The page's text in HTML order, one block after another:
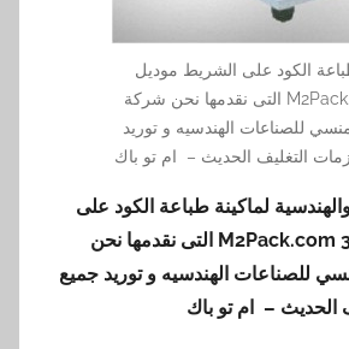
الكود على الشريط موديل
M2Pack.com 321 التى نقدمها نحن شركة
للصناعات الهندسيه و توريد
التغليف الحديث – ام تو باك
لماكينة طباعة الكود على
M2Pack.com التى نقدمها نحن
للصناعات الهندسيه و توريد جميع
الحديث – ام تو باك